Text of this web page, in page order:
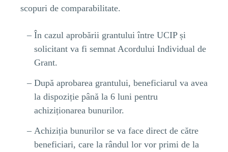
scopuri de comparabilitate.
În cazul aprobării grantului între UCIP și
solicitant va fi semnat Acordului Individual de
Grant.
După aprobarea grantului, beneficiarul va avea
la dispoziție până la 6 luni pentru
achiziționarea bunurilor.
Achiziția bunurilor se va face direct de către
beneficiari, care la rândul lor vor primi de la